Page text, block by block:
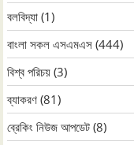
বলবিদ্যা (1)
বাংলা সকল এসএমএস (444)
বিশ্ব পরিচয় (3)
ব্যাকরণ (81)
ব্রেকিং নিউজ আপডেট (8)